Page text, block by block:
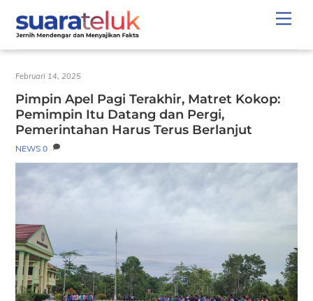
content
Februari 14, 2025
Pimpin Apel Pagi Terakhir, Matret Kokop:
Pemimpin Itu Datang dan Pergi,
Pemerintahan Harus Terus Berlanjut
NEWS 0